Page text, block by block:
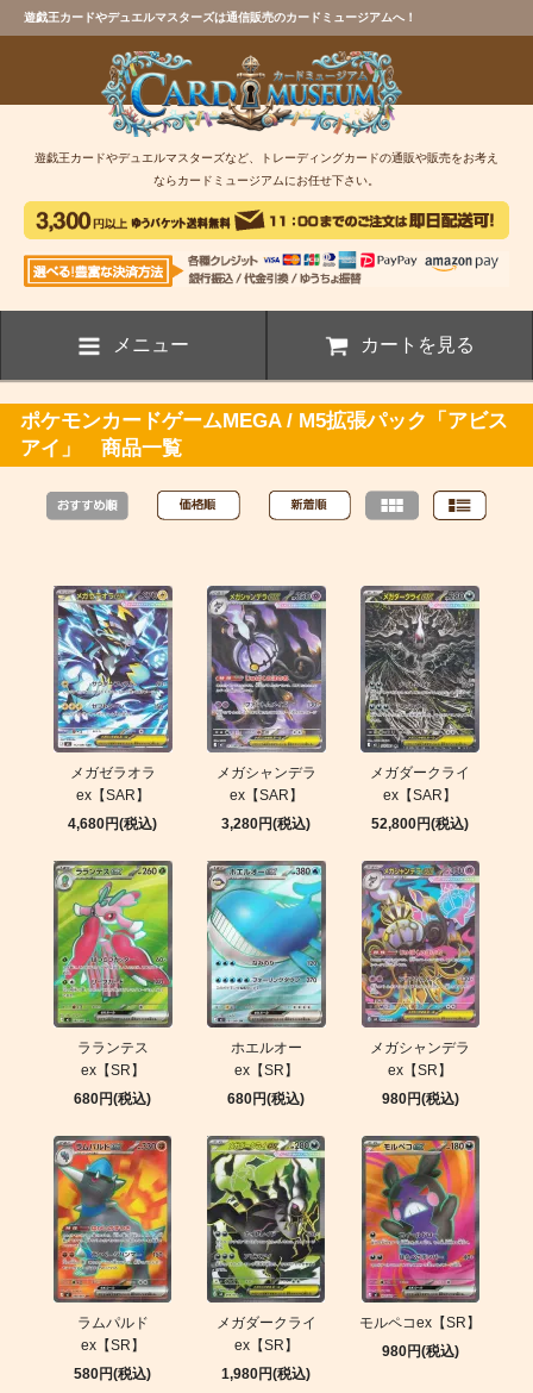
遊戯王カードやデュエルマスターズは通信販売のカードミュージアムへ！
遊戯王カードやデュエルマスターズなど、トレーディングカードの通販や販売をお考え
ならカードミュージアムにお任せ下さい。
メニュー カートを見る
ポケモンカードゲームMEGA / M5拡張パック「アビス
アイ」 商品一覧
メガゼラオラ
ex【SAR】
4,680円(税込)
メガシャンデラ
ex【SAR】
3,280円(税込)
メガダークライ
ex【SAR】
52,800円(税込)
ラランテス
ex【SR】
680円(税込)
ホエルオー
ex【SR】
680円(税込)
メガシャンデラ
ex【SR】
980円(税込)
ラムパルド
ex【SR】
580円(税込)
メガダークライ
ex【SR】
1,980円(税込)
モルペコex【SR】
980円(税込)